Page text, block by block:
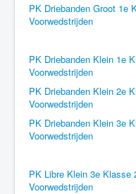
PK Driebanden Groot 1e
Voorwedstrijden
PK Driebanden Klein 1e
Voorwedstrijden
PK Driebanden Klein 2e
Voorwedstrijden
PK Driebanden Klein 3e
Voorwedstrijden
PK Libre Klein 3e Klasse
Voorwedstrijden